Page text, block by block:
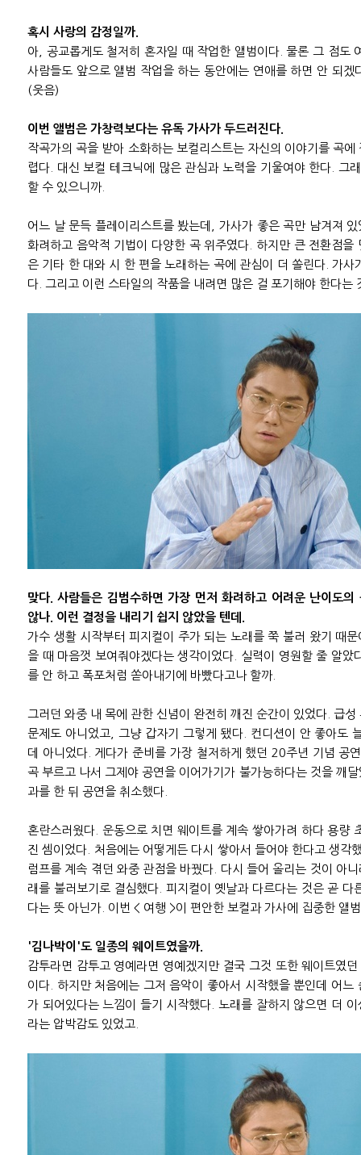
혹시 사랑의 감정일까.
아, 공교롭게도 철저히 혼자일 때 작업한 앨범이다. 물론 그 점도
사람들도 앞으로 앨범 작업을 하는 동안에는 연애를 하면 안 되겠
(웃음)
이번 앨범은 가창력보다는 유독 가사가 두드러진다.
작곡가의 곡을 받아 소화하는 보컬리스트는 자신의 이야기를 곡
렵다. 대신 보컬 테크닉에 많은 관심과 노력을 기울여야 한다. 그
할 수 있으니까.
어느 날 문득 플레이리스트를 봤는데, 가사가 좋은 곡만 남겨져
화려하고 음악적 기법이 다양한 곡 위주였다. 하지만 큰 전환점을
은 기타 한 대와 시 한 편을 노래하는 곡에 관심이 더 쏠린다. 가사
다. 그리고 이런 스타일의 작품을 내려면 많은 걸 포기해야 한다는
맞다. 사람들은 김범수하면 가장 먼저 화려하고 어려운 난이도
않나. 이런 결정을 내리기 쉽지 않았을 텐데.
가수 생활 시작부터 피지컬이 주가 되는 노래를 쭉 불러 왔기 때
을 때 마음껏 보여줘야겠다는 생각이었다. 실력이 영원할 줄 알았
를 안 하고 폭포처럼 쏟아내기에 바빴다고나 할까.
그러던 와중 내 목에 관한 신념이 완전히 깨진 순간이 있었다. 급
문제도 아니었고, 그냥 갑자기 그렇게 됐다. 컨디션이 안 좋아도
데 아니었다. 게다가 준비를 가장 철저하게 했던 20주년 기념 공
곡 부르고 나서 그제야 공연을 이어가기가 불가능하다는 것을 깨
과를 한 뒤 공연을 취소했다.
혼란스러웠다. 운동으로 치면 웨이트를 계속 쌓아가려 하다 용량
진 셈이었다. 처음에는 어떻게든 다시 쌓아서 들어야 한다고 생각
럼프를 계속 겪던 와중 관점을 바꿨다. 다시 들어 올리는 것이 아
래를 불러보기로 결심했다. 피지컬이 옛날과 다르다는 것은 곧 다
다는 뜻 아닌가. 이번 < 여행 >이 편안한 보컬과 가사에 집중한 앨
'김나박이'도 일종의 웨이트였을까.
감투라면 감투고 영예라면 영예겠지만 결국 그것 또한 웨이트였
이다. 하지만 처음에는 그저 음악이 좋아서 시작했을 뿐인데 어느
가 되어있다는 느낌이 들기 시작했다. 노래를 잘하지 않으면 더
라는 압박감도 있었고.